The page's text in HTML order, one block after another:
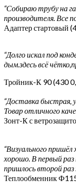
“Собираю трубу на
производителя. Все
Адаптер стартовый
“Долго искал под
дым.здесь всё
Тройник-К 90 (430
“Доставка быстрая,
Товар отличного
Зонт-К с
“Визуального
хорошо. В первый
пришлось второй раз
Теплообменник